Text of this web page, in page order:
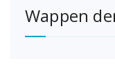
Wappen